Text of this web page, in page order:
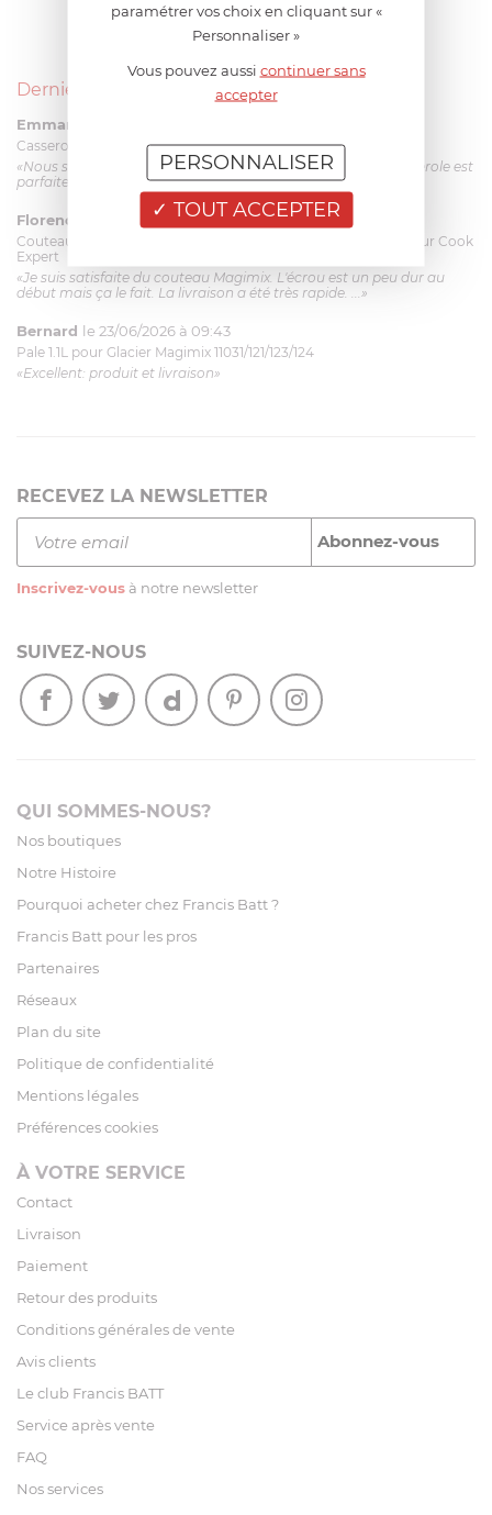
Derniers avis produits
Emmanuel 56 ans
Casserole mini 9 cm Castelpro 5 ply poignée fixe
«Nous sommes dans un produit de haute qualité. Cette casserole est
parfaite pour l'élaboration des sauces et vient complé...»
Florence 63 ans le 23/06/2026 à 11:17
Couteau complet avec lame, joint & écrou pour le robot cuiseur Cook
Expert
«Je suis satisfaite du couteau Magimix. L'écrou est un peu dur au
début mais ça le fait. La livraison a été très rapide. ...»
Bernard le 23/06/2026 à 09:43
Pale 1.1L pour Glacier Magimix 11031/121/123/124
«Excellent: produit et livraison»
RECEVEZ LA NEWSLETTER
Inscrivez-vous à notre newsletter
SUIVEZ-NOUS
QUI SOMMES-NOUS?
Nos boutiques
Notre Histoire
Pourquoi acheter chez Francis Batt ?
Francis Batt pour les pros
Partenaires
Réseaux
Plan du site
Politique de confidentialité
Mentions légales
Préférences cookies
À VOTRE SERVICE
Contact
Livraison
Paiement
Retour des produits
Conditions générales de vente
Avis clients
Le club Francis BATT
Service après vente
FAQ
Nos services
paramétrer vos choix en cliquant sur «
Personnaliser »
Vous pouvez aussi continuer sans
accepter
TOUT ACCEPTER
PERSONNALISER